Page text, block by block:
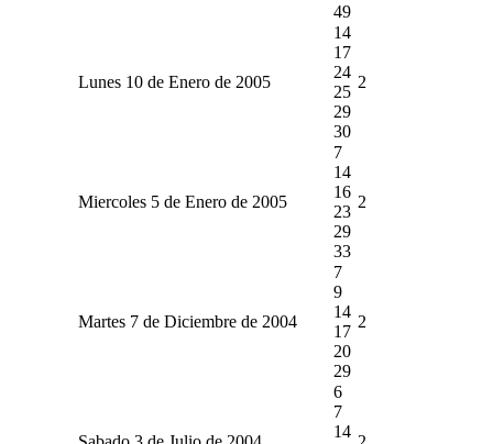
49
Lunes 10 de Enero de 2005
14
17
24
25
29
30
2
Miercoles 5 de Enero de 2005
7
14
16
23
29
33
2
Martes 7 de Diciembre de 2004
7
9
14
17
20
29
2
6
7
14